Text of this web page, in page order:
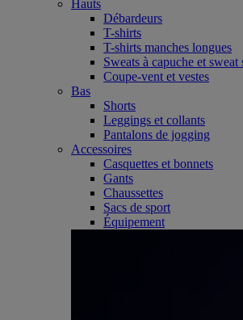
Hauts
Débardeurs
T-shirts
T-shirts manches longues
Sweats à capuche et sweat
Coupe-vent et vestes
Bas
Shorts
Leggings et collants
Pantalons de jogging
Accessoires
Casquettes et bonnets
Gants
Chaussettes
Sacs de sport
Équipement